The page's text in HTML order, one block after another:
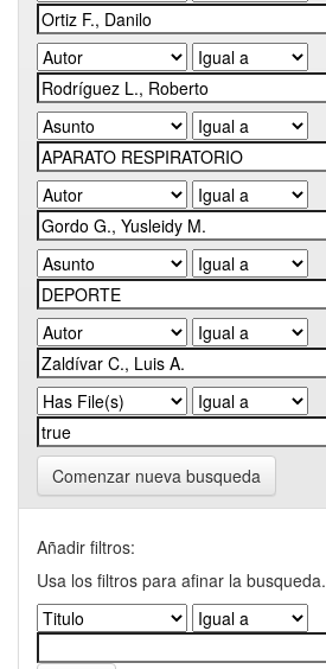
Comenzar nueva busqueda
Añadir filtros:
Usa los filtros para afinar la busqueda.